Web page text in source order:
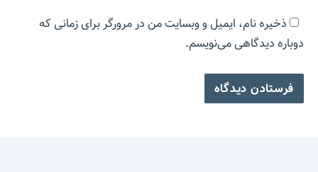
ذخیره نام، ایمیل و وبسایت من در مرورگر برای زمانی که
دوباره دیدگاهی می‌نویسم.